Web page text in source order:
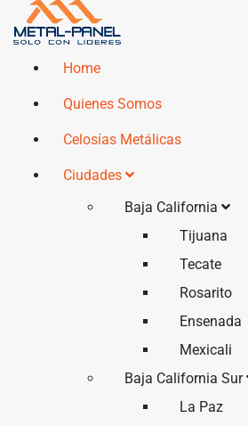
Home
Quienes Somos
Celosías Metálicas
Ciudades
Baja California
Tijuana
Tecate
Rosarito
Ensenada
Mexicali
Baja California Sur
La Paz